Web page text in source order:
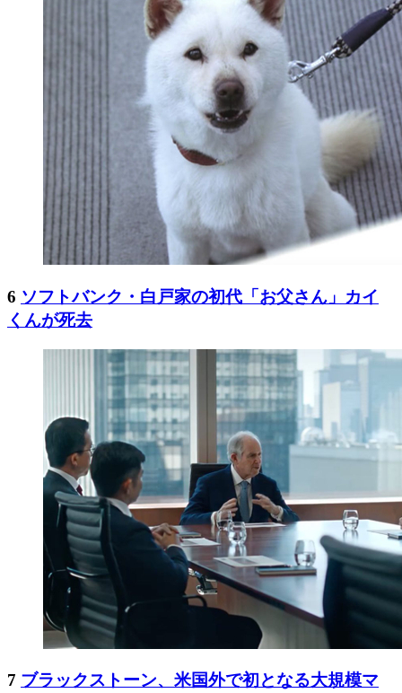
6 ソフトバンク・白戸家の初代「お父さん」カイ
くんが死去
7 ブラックストーン、米国外で初となる大規模マ